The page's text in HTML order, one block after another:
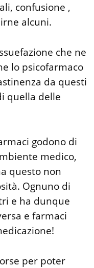
confusione ,
alcuni.
che ne
lo psicofarmaco
da questi
quella delle
godono di
medico,
questo non
Ognuno di
e ha dunque
e farmaci
per poter